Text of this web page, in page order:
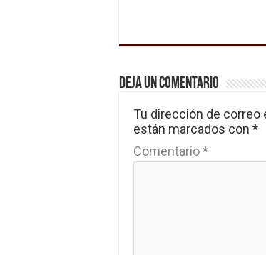
Deja un comentario
Tu dirección de correo
están marcados con *
Comentario*